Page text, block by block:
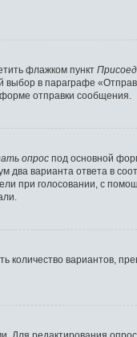
флажком пункт
в параграфе
отправки сообщения.
опрос под основной
варианта ответа в
при голосовании, с
количество вариантов,